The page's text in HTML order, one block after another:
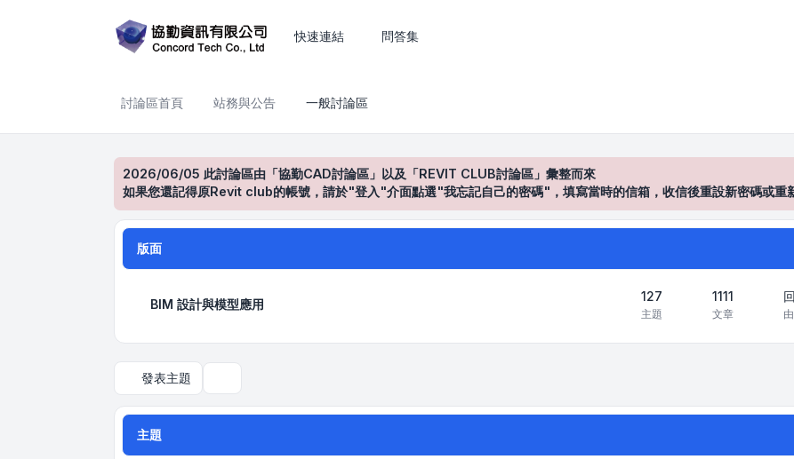
快速連結 問答集
討論區首頁 站務與公告 一般討論區
2026/06/05 此討論區由「協勤CAD討論區」以及「REVIT CLUB討論區」彙整而來
如果您還記得原Revit club的帳號，請於"登入"介面點選"我忘記自己的密碼"，填寫當時的信箱，收信後重設新密碼或重
版面
BIM 設計與模型應用
127
主題
1111
文章 由
發表主題
主題